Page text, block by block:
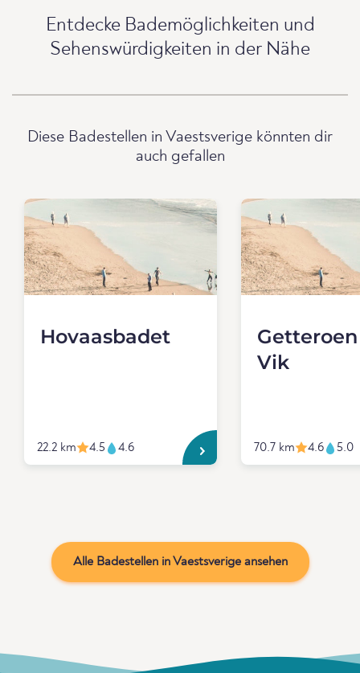
Entdecke Bademöglichkeiten und
Sehenswürdigkeiten in der Nähe
Diese Badestellen in Vaestsverige könnten dir
auch gefallen
Hovaasbadet
22.2 km 4.5 4.6
Getteroen
Vik
70.7 km 4.6 5.0
Alle Badestellen in Vaestsverige ansehen